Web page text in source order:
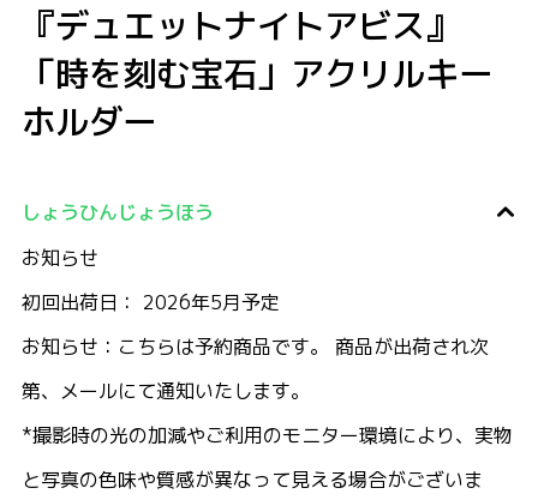
『デュエットナイトアビス』
「時を刻む宝石」アクリルキー
ホルダー
しょうひんじょうほう
お知らせ
初回出荷日： 2026年5月予定
お知らせ：こちらは予約商品です。 商品が出荷され次
第、メールにて通知いたします。
*撮影時の光の加減やご利用のモニター環境により、実物
と写真の色味や質感が異なって見える場合がございま